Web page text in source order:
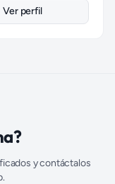
Ver perfil
y contáctalos